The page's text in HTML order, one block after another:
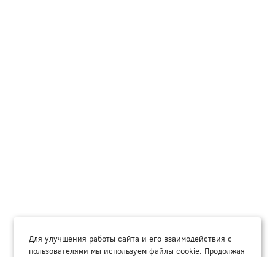
Для улучшения работы сайта и его взаимодействия с
пользователями мы используем файлы cookie. Продолжая